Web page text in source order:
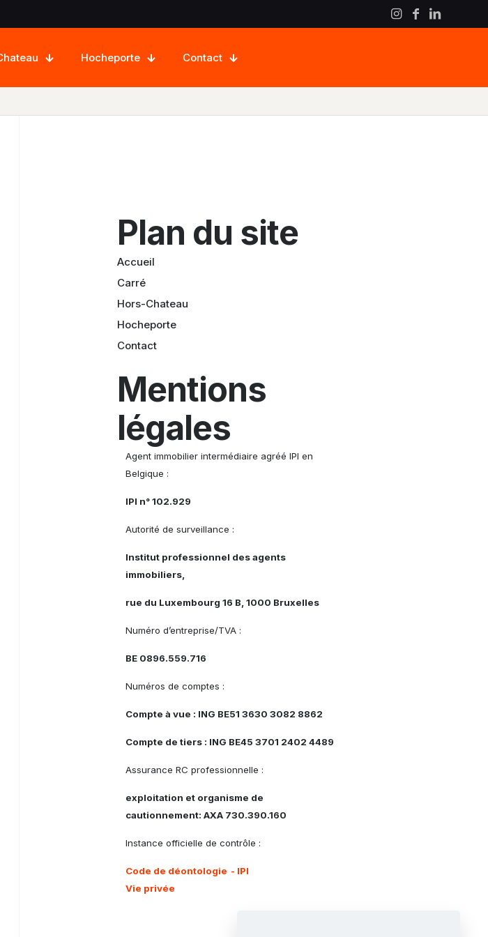
Hocheporte Contact
Plan du site
Accueil
Carré
Hors-Chateau
Hocheporte
Contact
Mentions
légales
Agent immobilier intermédiaire agréé IPI en
Belgique :
IPI n° 102.929
Autorité de surveillance :
Institut professionnel des agents
immobiliers,
rue du Luxembourg 16 B, 1000 Bruxelles
Numéro d’entreprise/TVA :
BE 0896.559.716
Numéros de comptes :
Compte à vue : ING BE51 3630 3082 8862
Compte de tiers : ING BE45 3701 2402 4489
Assurance RC professionnelle :
exploitation et organisme de
cautionnement: AXA 730.390.160
Instance officielle de contrôle :
Code de déontologie - IPI
Vie privée